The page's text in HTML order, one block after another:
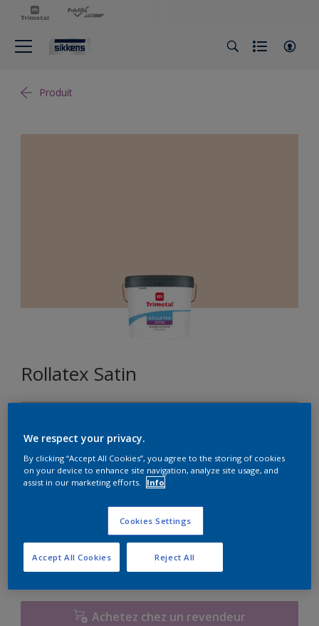
Produit
Rollatex Satin
Format
Quantité
Achetez chez un revendeur
We respect your privacy.
By clicking “Accept All Cookies”, you agree to the storing of cookies
on your device to enhance site navigation, analyze site usage, and
assist in our marketing efforts.
Info
Cookies Settings
Reject All
Accept All Cookies